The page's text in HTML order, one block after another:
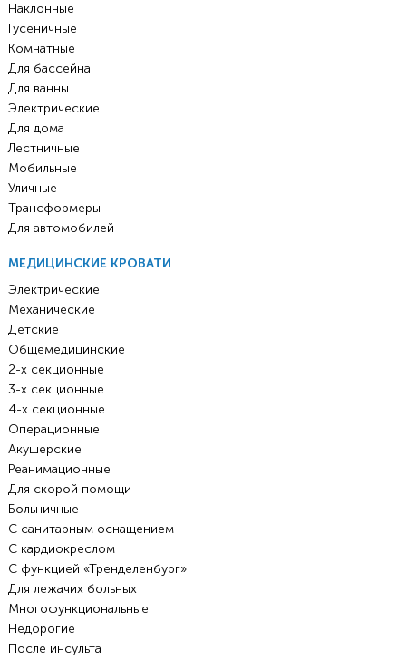
Наклонные
Гусеничные
Комнатные
Для бассейна
Для ванны
Электрические
Для дома
Лестничные
Мобильные
Уличные
Трансформеры
Для автомобилей
МЕДИЦИНСКИЕ КРОВАТИ
Электрические
Механические
Детские
Общемедицинские
2-х секционные
3-х секционные
4-х секционные
Операционные
Акушерские
Реанимационные
Для скорой помощи
Больничные
С санитарным оснащением
С кардиокреслом
С функцией «Тренделенбург»
Для лежачих больных
Многофункциональные
Недорогие
После инсульта